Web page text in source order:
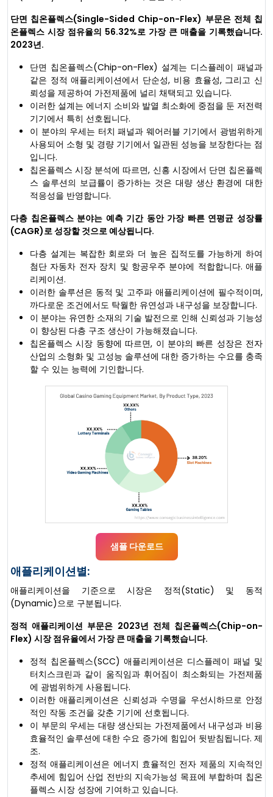
단면 칩온플렉스(Single-Sided Chip-on-Flex) 부문은 전체 칩
온플렉스 시장 점유율의 56.32%로 가장 큰 매출을 기록했습니다.
2023년.
단면 칩온플렉스(Chip-on-Flex) 설계는 디스플레이 패널과
같은 정적 애플리케이션에서 단순성, 비용 효율성, 그리고 신
뢰성을 제공하여 가전제품에 널리 채택되고 있습니다.
이러한 설계는 에너지 소비와 발열 최소화에 중점을 둔 저전력
기기에서 특히 선호됩니다.
이 분야의 우세는 터치 패널과 웨어러블 기기에서 광범위하게
사용되어 소형 및 경량 기기에서 일관된 성능을 보장한다는 점
입니다.
칩온플렉스 시장 분석에 따르면, 신흥 시장에서 단면 칩온플렉
스 솔루션의 보급률이 증가하는 것은 대량 생산 환경에 대한
적응성을 반영합니다.
다층 칩온플렉스 분야는 예측 기간 동안 가장 빠른 연평균 성장률
(CAGR)로 성장할 것으로 예상됩니다.
다층 설계는 복잡한 회로와 더 높은 집적도를 가능하게 하여
첨단 자동차 전자 장치 및 항공우주 분야에 적합합니다. 애플
리케이션.
이러한 솔루션은 동적 및 고주파 애플리케이션에 필수적이며,
까다로운 조건에서도 탁월한 유연성과 내구성을 보장합니다.
이 분야는 유연한 소재의 기술 발전으로 인해 신뢰성과 기능성
이 향상된 다층 구조 생산이 가능해졌습니다.
칩온플렉스 시장 동향에 따르면, 이 분야의 빠른 성장은 전자
산업의 소형화 및 고성능 솔루션에 대한 증가하는 수요를 충족
할 수 있는 능력에 기인합니다.
샘플 다운로드
애플리케이션별:
애플리케이션을 기준으로 시장은 정적(Static) 및 동적
(Dynamic)으로 구분됩니다.
정적 애플리케이션 부문은 2023년 전체 칩온플렉스(Chip-on-
Flex) 시장 점유율에서 가장 큰 매출을 기록했습니다.
정적 칩온플렉스(SCC) 애플리케이션은 디스플레이 패널 및
터치스크린과 같이 움직임과 휘어짐이 최소화되는 가전제품
에 광범위하게 사용됩니다.
이러한 애플리케이션은 신뢰성과 수명을 우선시하므로 안정
적인 작동 조건을 갖춘 기기에 선호됩니다.
이 부문의 우세는 대량 생산되는 가전제품에서 내구성과 비용
효율적인 솔루션에 대한 수요 증가에 힘입어 뒷받침됩니다. 제
조.
정적 애플리케이션은 에너지 효율적인 전자 제품의 지속적인
추세에 힘입어 산업 전반의 지속가능성 목표에 부합하며 칩온
플렉스 시장 성장에 기여하고 있습니다.